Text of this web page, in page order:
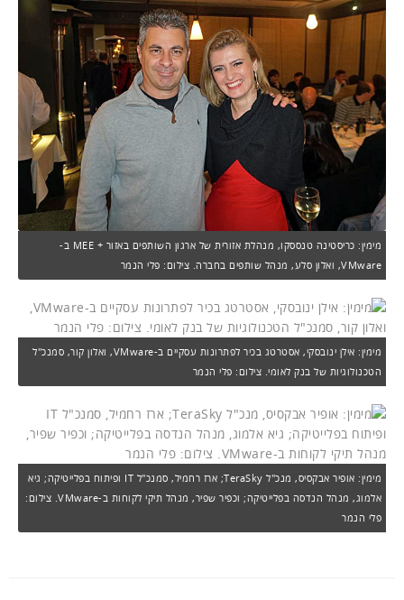
מימין: כריסטינה טנססקו, מנהלת אזורית של ארגון השותפים באזור + MEE ב-
VMware, ואלון סלע, מנהל שותפים בחברה. צילום: פלי הנמר
מימין: אילן ינובסקי, אסטרטג בכיר לפתרונות עסקיים ב-VMware, ואלון קור, סמנכ"ל
הטכנולוגיות של בנק לאומי. צילום: פלי הנמר
מימין: אופיר אבקסיס, מנכ"ל TeraSky; ארז רחמיל, סמנכ"ל IT ופיתוח בפלייטיקה; גיא
אלמוג, מנהל הנדסה בפלייטיקה; וכפיר שפיר, מנהל תיקי לקוחות ב-VMware. צילום:
פלי הנמר